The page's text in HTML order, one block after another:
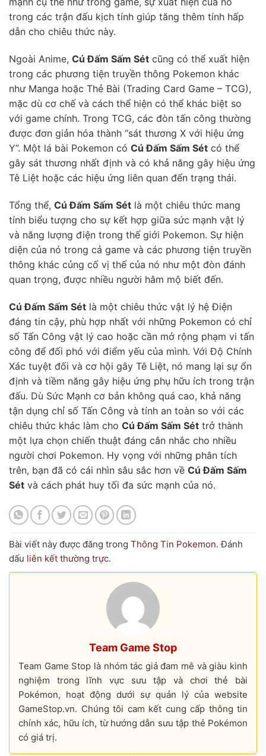
trong các trận đấu kịch tính giúp tăng thêm tính hấp
dẫn cho chiêu thức này.
Ngoài Anime, Cú Đấm Sấm Sét cũng có thể xuất hiện
trong các phương tiện truyền thông Pokemon khác
như Manga hoặc Thẻ Bài (Trading Card Game – TCG),
mặc dù cơ chế và cách thể hiện có thể khác biệt so
với game chính. Trong TCG, các đòn tấn công thường
được đơn giản hóa thành “sát thương X với hiệu ứng
Y”. Một lá bài Pokemon có Cú Đấm Sấm Sét có thể
gây sát thương nhất định và có khả năng gây hiệu ứng
Tê Liệt hoặc các hiệu ứng liên quan đến trạng thái.
Tổng thể, Cú Đấm Sấm Sét là một chiêu thức mang
tính biểu tượng cho sự kết hợp giữa sức mạnh vật lý
và năng lượng điện trong thế giới Pokemon. Sự hiện
diện của nó trong cả game và các phương tiện truyền
thông khác củng cố vị thế của nó như một đòn đánh
quan trọng, được nhiều người hâm mộ biết đến.
Cú Đấm Sấm Sét là một chiêu thức vật lý hệ Điện
đáng tin cậy, phù hợp nhất với những Pokemon có chỉ
số Tấn Công vật lý cao hoặc cần mở rộng phạm vi tấn
công để đối phó với điểm yếu của mình. Với Độ Chính
Xác tuyệt đối và cơ hội gây Tê Liệt, nó mang lại sự ổn
định và tiềm năng gây hiệu ứng phụ hữu ích trong trận
đấu. Dù Sức Mạnh cơ bản không quá cao, khả năng
tận dụng chỉ số Tấn Công và tính an toàn so với các
chiêu thức khác làm cho Cú Đấm Sấm Sét trở thành
một lựa chọn chiến thuật đáng cân nhắc cho nhiều
người chơi Pokemon. Hy vọng với những phân tích
trên, bạn đã có cái nhìn sâu sắc hơn về Cú Đấm Sấm
Sét và cách phát huy tối đa sức mạnh của nó.
Bài viết này được đăng trong Thông Tin Pokemon. Đánh
dấu liên kết thường trực.
Team Game Stop
Team Game Stop là nhóm tác giả đam mê và giàu kinh
nghiệm trong lĩnh vực sưu tập và chơi thẻ bài
Pokémon, hoạt động dưới sự quản lý của website
GameStop.vn. Chúng tôi cam kết cung cấp thông tin
chính xác, hữu ích, từ hướng dẫn sưu tập thẻ Pokémon
có giá trị.